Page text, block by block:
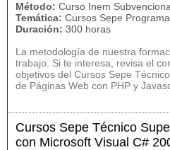
Método: Curso Inem
Temática: Cursos Sepe
Duración: 300 horas
La metodología de nuestra
trabajo. Si te interesa, revisa el
objetivos del Cursos Sepe
de Páginas Web con PHP y
Cursos Sepe Técnico
con Microsoft Visual C#